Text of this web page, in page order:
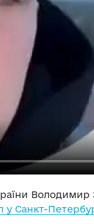
Володимир
Санкт-